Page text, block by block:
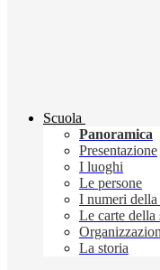
Scuola
Panoramica
Presentazione
I luoghi
Le persone
I numeri della
Le carte della
La storia